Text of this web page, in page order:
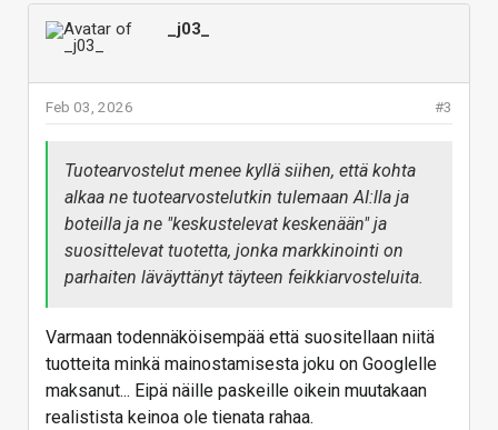
nämä on jo merkattu google mapsiin.
mihinkään. Niiden kaikki oikeudet ovat minulla ja
niissä voi olla henkilöitä, jotka eivät halua päätyä
googlen opetusmateriaaliksi. Minäkään en halua
päätyä sinne kuvineni.
Vastaa
_j03_
#3
Feb 03, 2026
Tuotearvostelut menee kyllä siihen, että kohta
alkaa ne tuotearvostelutkin tulemaan AI:lla ja
boteilla ja ne "keskustelevat keskenään" ja
suosittelevat tuotetta, jonka markkinointi on
parhaiten läväyttänyt täyteen feikkiarvosteluita.
Varmaan todennäköisempää että suositellaan niitä
tuotteita minkä mainostamisesta joku on Googlelle
maksanut... Eipä näille paskeille oikein muutakaan
realistista keinoa ole tienata rahaa.